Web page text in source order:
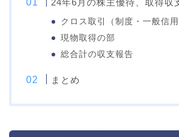
24年6月の株主優待、取得収
クロス取引（制度・一般信
現物取得の部
総合計の収支報告
まとめ